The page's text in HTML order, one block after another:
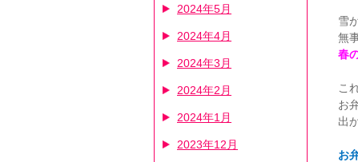
2024年5月
2024年4月
2024年3月
2024年2月
2024年1月
2023年12月
雪
無
春
こ
お
出
お